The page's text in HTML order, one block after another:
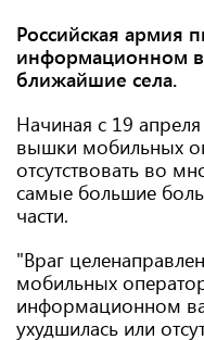
Российская армия
информационном
ближайшие села.
Начиная с 19
вышки мобильных
отсутствовать во
самые большие
части.
"Враг
мобильных
информационном
ухудшилась или